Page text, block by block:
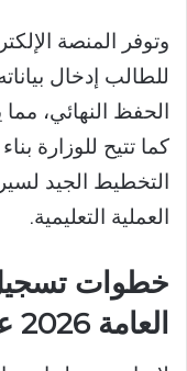
وتوفر المنصة
للطالب إدخال
الحفظ النهائي،
كما تتيح للوزارة
التخطيط الجيد
العملية التعليمية.
خطوات تسجيل
العامة 2026 عبر الموقع الرسمي